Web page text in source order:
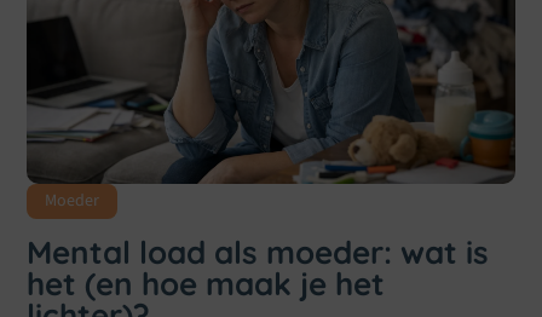
Moeder
Mental load als moeder: wat is
het (en hoe maak je het